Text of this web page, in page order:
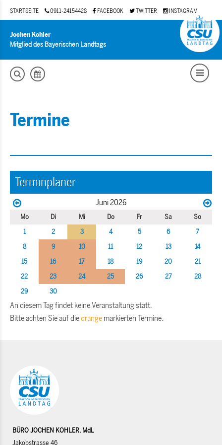
STARTSEITE 0911-24154428 FACEBOOK TWITTER INSTAGRAM
Jochen Kohler
Mitglied des Bayerischen Landtags
Termine
Terminplaner
Juni 2026
Mo Di Mi Do Fr Sa
So
1
2 3 4 5 6
7
8
9 10 11 12 13
14
15
16 17 18 19 20
21
22
23 24 25 26 27
28
29
30
An diesem Tag findet keine Veranstaltung statt.
Bitte achten Sie auf dieorange markierten Termine.
BÜRO JOCHEN KOHLER, MdL
Jakobstrasse 46